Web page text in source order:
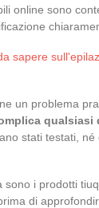
online sono
sapere
un problema
qualsiasi
stati testati,
i prodotti
di